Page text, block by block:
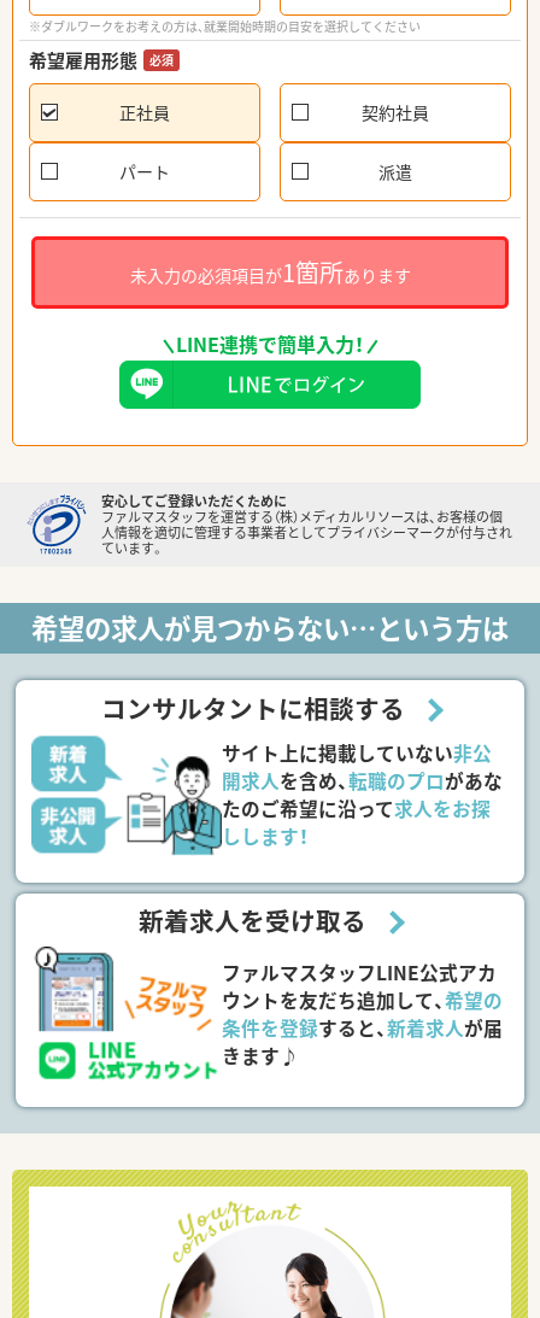
※ダブルワークをお考えの方は、就業開始時期の目安を選択してください
希望雇用形態 必須
正社員 契約社員
パート 派遣
未入力の必須項目が1箇所あります
LINE連携で簡単入力！
安心してご登録いただくために
ファルマスタッフを運営する（株）メディカルリソースは、お客様の個
人情報を適切に管理する事業者としてプライバシーマークが付与され
ています。
希望の求人が見つからない…という方は
コンサルタントに相談する
サイト上に掲載していない非公
開求人を含め、転職のプロがあな
たのご希望に沿って求人をお探
しします！
新着求人を受け取る
ファルマスタッフLINE公式アカ
ウントを友だち追加して、希望の
条件を登録すると、新着求人が届
きます♪